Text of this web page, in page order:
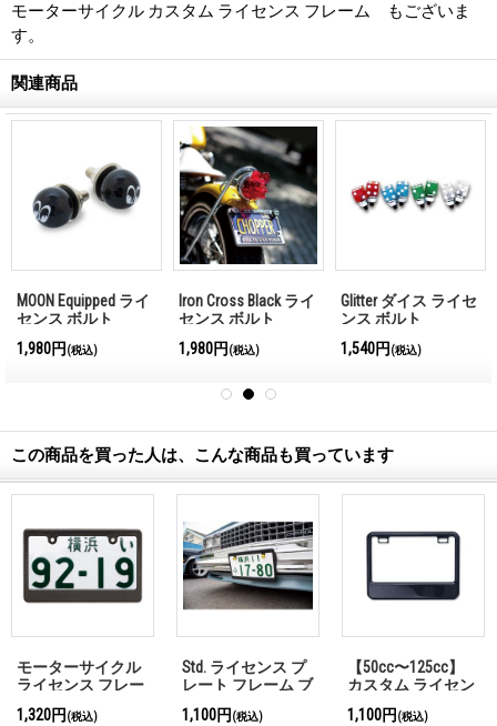
モーターサイクル カスタム ライセンス フレーム もございま
す。
関連商品
MOON Equipped ライ
センス ボルト
1,980円 (税込)
Iron Cross Black ライ
センス ボルト
1,980円 (税込)
Glitter ダイス ライセ
ンス ボルト
1,540円 (税込)
この商品を買った人は、こんな商品も買っています
モーターサイクル
ライセンス フレー
ム カーボン ファイ
バー ルック＜プレ
1,320円 (税込)
Std. ライセンス プ
レート フレーム ブ
ラック プレーン
【MG058】
1,100円 (税込)
【50cc〜125cc】
カスタム ライセン
ス プレート フレー
ム フォー スモール
1,100円 (税込)